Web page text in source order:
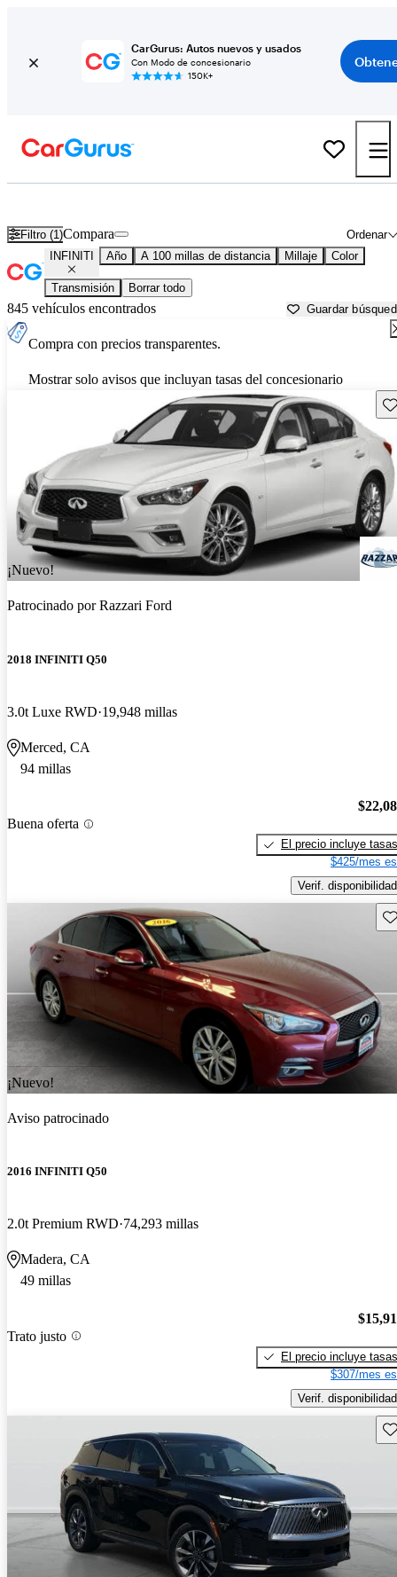
CarGurus: Autos nuevos y usados
Con Modo de concesionario
150K+
Filtro (1) Ordenar
Compara
INFINITI Año A 100 millas de distancia Millaje Color
Transmisión Borrar todo
845 vehículos encontrados Guardar
Compra con precios transparentes.
Mostrar solo avisos que incluyan tasas del concesionario
¡Nuevo!
Patrocinado porRazzari Ford
2018 INFINITI Q50
3.0t Luxe RWD 19,948 millas
Merced, CA
94 millas
Buena oferta
El precio incluye tasas
$425/mes
Verif. disponibilidad
¡Nuevo!
Aviso patrocinado
2016 INFINITI Q50
2.0t Premium RWD 74,293 millas
Madera, CA
49 millas
Trato justo
El precio incluye tasas
$307/mes
Verif. disponibilidad